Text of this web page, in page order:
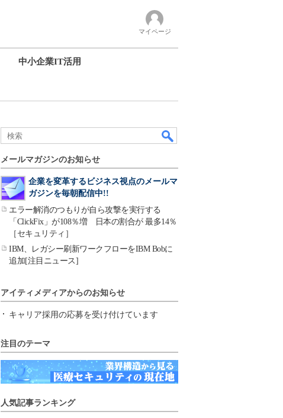
マイページ
中小企業IT活用
メールマガジンのお知らせ
企業を変革するビジネス視点のメールマ
ガジンを毎朝配信中!!
エラー解消のつもりが自ら攻撃を実行する
「ClickFix」が108％増 日本の割合が 最多14％
［セキュリティ］
IBM、レガシー刷新ワークフローをIBM Bobに
追加[注目ニュース]
アイティメディアからのお知らせ
キャリア採用の応募を受け付けています
注目のテーマ
人気記事ランキング